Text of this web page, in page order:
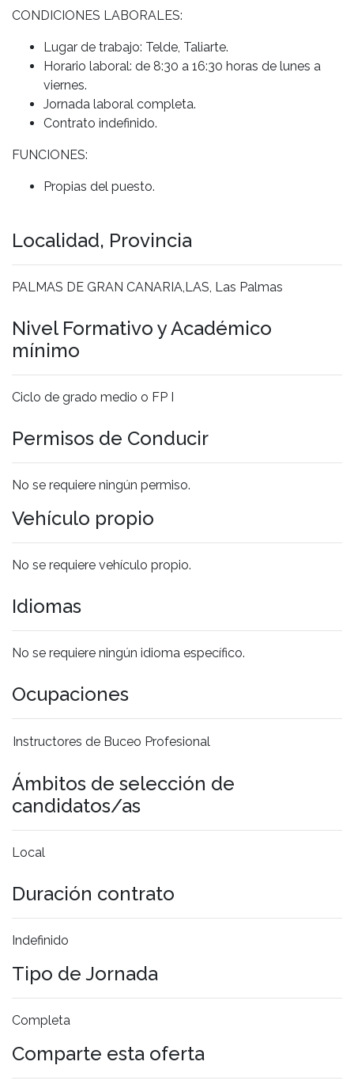
CONDICIONES LABORALES:
Lugar de trabajo: Telde, Taliarte.
Horario laboral: de 8:30 a 16:30 horas de lunes a
viernes.
Jornada laboral completa.
Contrato indefinido.
FUNCIONES:
Propias del puesto.
Localidad, Provincia
PALMAS DE GRAN CANARIA,LAS, Las Palmas
Nivel Formativo y Académico
mínimo
Ciclo de grado medio o FP I
Permisos de Conducir
No se requiere ningún permiso.
Vehículo propio
No se requiere vehículo propio.
Idiomas
No se requiere ningún idioma específico.
Ocupaciones
Instructores de Buceo Profesional
Ámbitos de selección de
candidatos/as
Local
Duración contrato
Indefinido
Tipo de Jornada
Completa
Comparte esta oferta